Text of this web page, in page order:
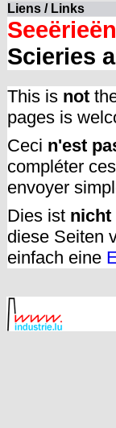
Liens / Links
Scieries
This is not
pages is
Ceci n'est
compléter
envoyer
Dies ist nicht
diese Seiten
einfach eine